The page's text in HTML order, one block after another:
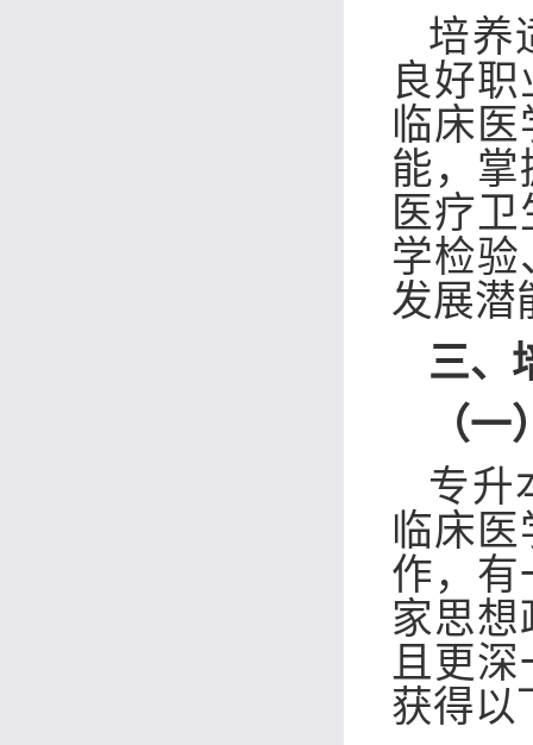
培养
良好
临床
能，
医疗
学检
发展潜
三、
（
专升
临床
作，有
家思
且更深
获得以